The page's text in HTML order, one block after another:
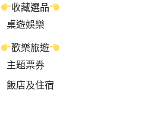
收藏選品
桌遊娛樂
歡樂旅遊
主題票券
飯店及住宿